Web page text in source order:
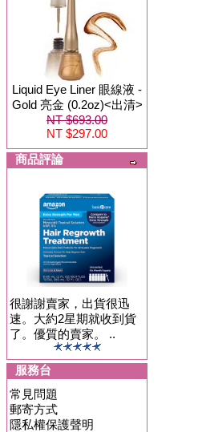
Liquid Eye Liner 眼線液 -
Gold 亮金 (0.2oz)<出清>
NT $693.00
NT $297.00
商品評論
很謝謝賣家，出貨很迅
速。大約2星期就收到貨
了。優質的賣家。 ..
服務台
常見問題
郵寄方式
隱私權保護聲明